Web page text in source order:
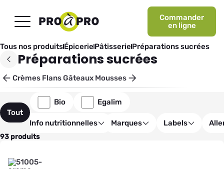
Commander
en ligne
Tous nos produitsÉpicerie Pâtisserie Préparations sucrées
Préparations sucrées
Crèmes FlansGâteaux Mousses
Tout
Bio Egalim
Info nutritionnelles Marques Labels
93 produits